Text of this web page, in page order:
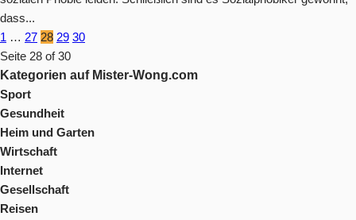
dass...
1 … 27 28 29 30
Seite 28 of 30
Kategorien auf Mister-Wong.com
Sport
Gesundheit
Heim und Garten
Wirtschaft
Internet
Gesellschaft
Reisen